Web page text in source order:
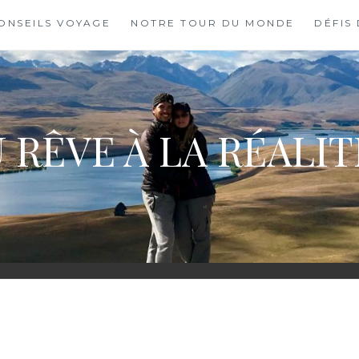
VOYAGE NOTRE TOUR DU MONDE DÉFIS
RÊVE À LA